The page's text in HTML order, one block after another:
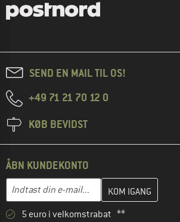
SEND EN MAIL TIL OS!
+49 71 21 70 12 0
KØB BEVIDST
ÅBN KUNDEKONTO
E-mail-adresse
Indtast din e-mailadresse her, og opret i
5 euro i velkomstrabat **